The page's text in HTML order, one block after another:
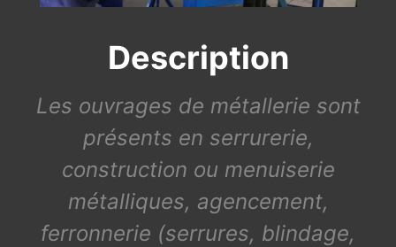
Description
Les ouvrages de métallerie sont
présents en serrurerie,
construction ou menuiserie
métalliques, agencement,
ferronnerie (serrures, blindage,